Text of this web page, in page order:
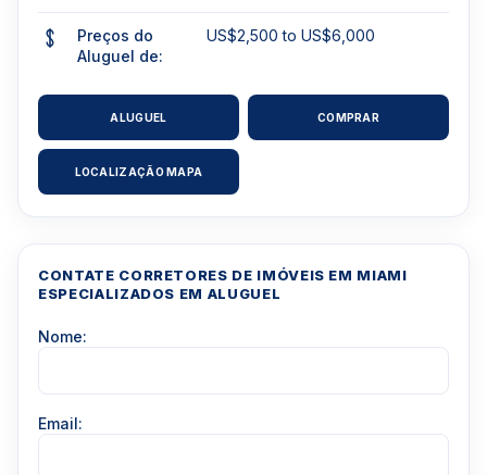
Preços do
Aluguel de:
US$2,500 to US$6,000
ALUGUEL COMPRAR
LOCALIZAÇÃO MAPA
CONTATE CORRETORES DE IMÓVEIS EM MIAMI
ESPECIALIZADOS EM ALUGUEL
Nome:
Email: